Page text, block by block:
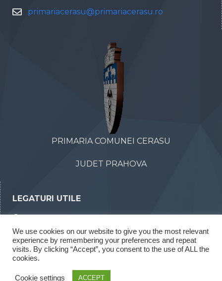
primariacerasu@primariacerasu.ro
PRIMARIA COMUNEI CERASU
JUDET PRAHOVA
LEGATURI UTILE
Declaratii de interese
Rapoarte legea 52/2003
We use cookies on our website to give you the most relevant
experience by remembering your preferences and repeat
visits. By clicking “Accept”, you consent to the use of ALL the
cookies.
Cookie settings ACCEPT